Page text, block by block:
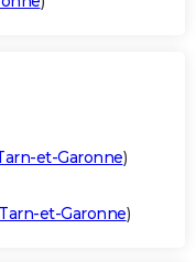
et-Garonne)
et-Garonne)